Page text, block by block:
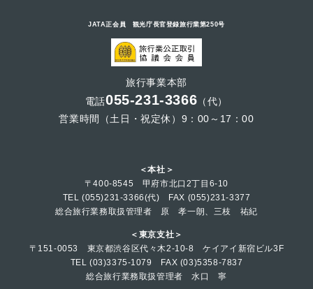
JATA正会員 観光庁長官登録旅行業第250号
旅行事業本部
電話055-231-3366 （代）
営業時間（土日・祝定休）9：00～17：00
＜本社＞
〒400-8545 甲府市北口2丁目6-10
TEL (055)231-3366(代) FAX (055)231-3377
総合旅行業務取扱管理者 原 孝一朗、三枝 祐紀
＜東京支社＞
〒151-0053 東京都渋谷区代々木2-10-8 ケイアイ新宿ビル3F
TEL (03)3375-1079 FAX (03)5358-7837
総合旅行業務取扱管理者 水口 寧